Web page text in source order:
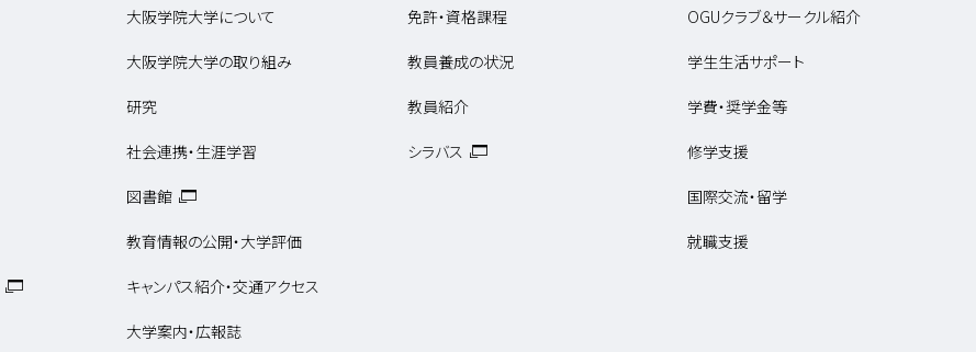
大阪学院大学について
大阪学院大学の取り組み
研究
社会連携・生涯学習
図書館
教育情報の公開・大学評価
キャンパス紹介・交通アクセス
大学案内・広報誌
免許・資格課程
教員養成の状況
教員紹介
シラバス
OGUクラブ＆サークル紹介
学生生活サポート
学費・奨学金等
修学支援
国際交流・留学
就職支援